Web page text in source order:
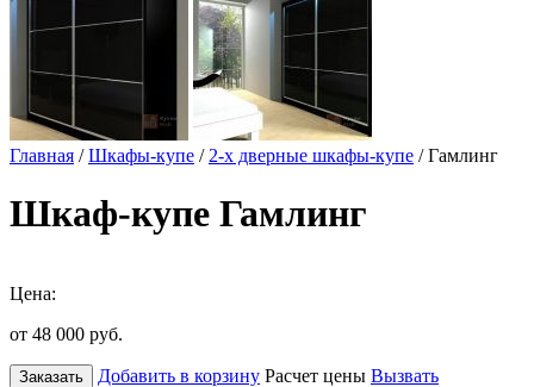
Главная /Шкафы-купе / 2-х дверные шкафы-купе / Гамлинг
Шкаф-купе Гамлинг
Цена:
от 48 000 руб.
Заказать Добавить в корзину Расчет цены Вызвать